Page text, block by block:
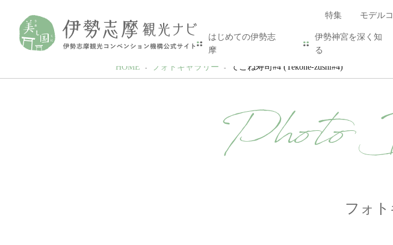
特集 モデル
はじめての伊勢志
摩
伊勢神宮を深く知
る
HOME フォトギャラリー てこね寿司#4 (Tekone-zushi#4)
Photo
フォ